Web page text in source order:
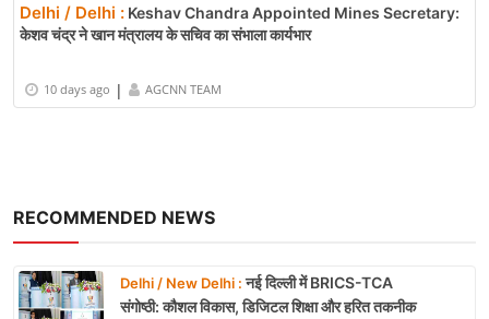
RECOMMENDED NEWS
Delhi / New Delhi :नई दिल्ली में BRICS-TCA
संगोष्ठी: कौशल विकास, डिजिटल शिक्षा और हरित तकनीक
Delhi / Delhi : Keshav Chandra Appointed Mines Secretary:
केशव चंद्र ने खान मंत्रालय के सचिव का संभाला कार्यभार
10 days ago | AGCNN TEAM